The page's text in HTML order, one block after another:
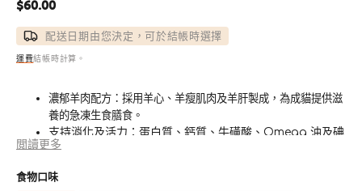
定
價
$60.00
配送日期由您決定，可於結帳時選擇
運費結帳時計算。
濃郁羊肉配方：採用羊心、羊瘦肌肉及羊肝製成，為成貓提供滋
養的急凍生食膳食。
支持消化及活力：蛋白質、鈣質、牛磺酸、Omega 油及碘
的營養組合，有助支持消化、活力及日常健康。
嚼，帶來更自然及滿足的進食體驗。
閲讀更多
食物口味